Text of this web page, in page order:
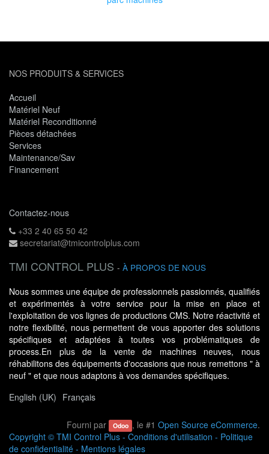
NOS PRODUITS & SERVICES
Accueil
Matériel Neuf
Matériel Reconditionné
Pièces détachées
Services
Maintenance/Sav
Financement
Contactez-nous
+33 2 40 65 50 42
secretariat@tmicontrolplus.com
TMI CONTROL PLUS - À PROPOS DE NOUS
Nous sommes une équipe de professionnels passionnés, qualifiés
et expérimentés à votre service pour la mise en place et
l'exploitation de vos lignes de productions CMS. Notre réactivité et
notre flexibilité, nous permettent de vous apporter des solutions
spécifiques et adaptées à toutes vos problématiques de
process.En plus de la vente de machines neuves, nous
réhabilitons des équipements d'occasions que nous remettons " à
neuf " et que nous adaptons à vos demandes spécifiques.
English (UK) Français
Fourni par Odoo , le #1 Open Source eCommerce.
Copyright © TMI Control Plus - Conditions d'utilisation - Politique
de confidentialité - Mentions légales